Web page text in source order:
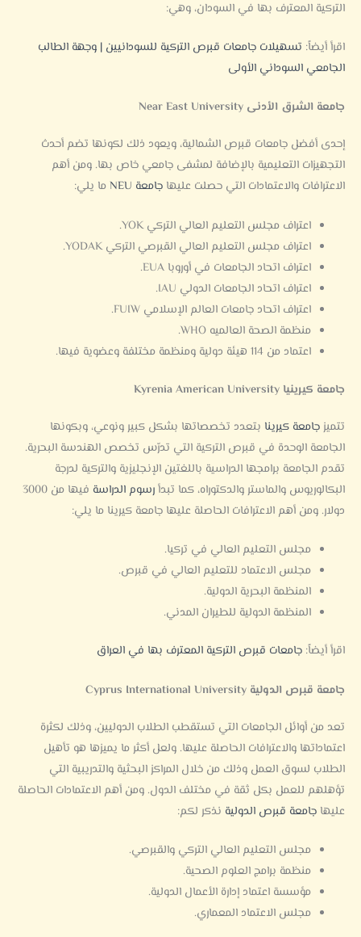
التركية المعترف بها في السودان، وهي:
اقرأ أيضاً: تسهيلات جامعات قبرص التركية للسودانيين | وجهة الطالب
الجامعي السوداني الأولى
جامعة الشرق الأدنى Near East University
إحدى أفضل جامعات قبرص الشمالية، ويعود ذلك لكونها تضم أحدث
التجهيزات التعليمية بالإضافة لمشفى جامعي خاص بها. ومن أهم
الاعترافات والاعتمادات التي حصلت عليها جامعة NEU ما يلي:
اعتراف مجلس التعليم العالي التركي YOK.
اعتراف مجلس التعليم العالي القبرصي التركي YODAK.
اعتراف اتحاد الجامعات في أوروبا EUA.
اعتراف اتحاد الجامعات الدولي IAU.
اعتراف اتحاد جامعات العالم الإسلامي FUIW.
منظمة الصحة العالميه WHO.
اعتماد من 114 هيئة دولية ومنظمة مختلفة وعضوية فيها.
جامعة كيرينيا Kyrenia American University
تتميزجامعة كيرينا بتعدد تخصصاتها بشكل كبير ونوعي، وبكونها
الجامعة الوحدة في قبرص التركية التي تدرّس تخصص الهندسة البحرية.
تقدم الجامعة برامجها الدراسية باللغتين الإنجليزية والتركية لدرجة
البكالوريوس والماستر والدكتوراه، كما تبدأرسوم الدراسة
فيها من 3000
دولار. ومن أهم الاعترافات الحاصلة عليها جامعة كيرينا ما يلي:
مجلس التعليم العالي في تركيا.
مجلس الاعتماد للتعليم العالي في قبرص.
المنظمة البحرية الدولية.
المنظمة الدولية للطيران المدني.
اقرأ أيضاً: جامعات قبرص التركية المعترف بها في العراق
جامعة قبرص الدولية Cyprus International University
تعد من أوائل الجامعات التي تستقطب الطلاب الدوليين، وذلك لكثرة
اعتماداتها والاعترافات الحاصلة عليها. ولعل أكثر ما يميزها هو تأهيل
الطلاب لسوق العمل وذلك من خلال المراكز البحثية والتدريبية التي
تؤهلهم للعمل بكل ثقة في مختلف الدول. ومن أهم الاعتمادات الحاصلة
عليها جامعة قبرص الدولية نذكر لكم:
مجلس التعليم العالي التركي والقبرصي.
منظمة برامج العلوم الصحية.
مؤسسة اعتماد إدارة الأعمال الدولية.
مجلس الاعتماد المعماري.